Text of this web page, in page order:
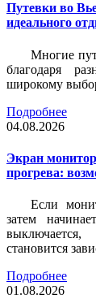
Путевки во
идеального
Многие
благодаря
широкому
Подробнее
04.08.2026
Экран
прогрева:
Если
затем
становится
Подробнее
01.08.2026